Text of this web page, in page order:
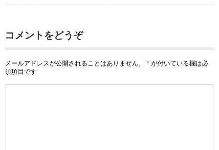
コメントをどうぞ
メールアドレスが公開されることはありません。 * が付いている欄は必
須項目です